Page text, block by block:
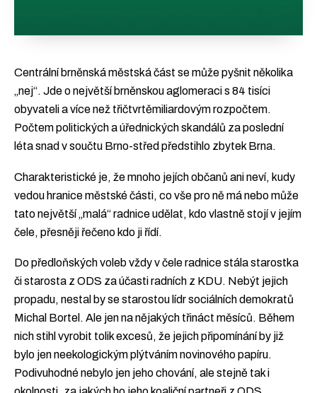
Centrální brněnská městská část se může pyšnit několika
„nej“. Jde o největší brněnskou aglomeraci s 84 tisíci
obyvateli a více než třičtvrtěmiliardovým rozpočtem.
Počtem politických a úřednických skandálů za poslední
léta snad v součtu Brno-střed předstihlo zbytek Brna.
Charakteristické je, že mnoho jejích občanů ani neví, kudy
vedou hranice městské části, co vše pro ně má nebo může
tato největší „malá“ radnice udělat, kdo vlastně stojí v jejím
čele, přesněji řečeno kdo ji řídí.
Do předloňských voleb vždy v čele radnice stála starostka
či starosta z ODS za účasti radních z KDU. Nebýt jejich
propadu, nestal by se starostou lídr sociálních demokratů
Michal Bortel. Ale jen na nějakých třináct měsíců. Během
nich stihl vyrobit tolik excesů, že jejich připomínání by již
bylo jen neekologickým plýtváním novinového papíru.
Podivuhodné nebylo jen jeho chování, ale stejně tak i